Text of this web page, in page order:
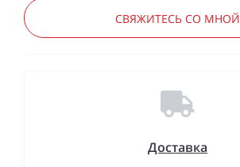
СВЯЖИТЕСЬ СО МНОЙ
Доставка